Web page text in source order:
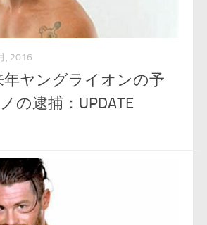
, 2016
ヤングライオンの予
の逮捕：UPDATE